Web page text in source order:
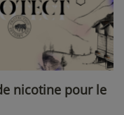
nicotine pour le